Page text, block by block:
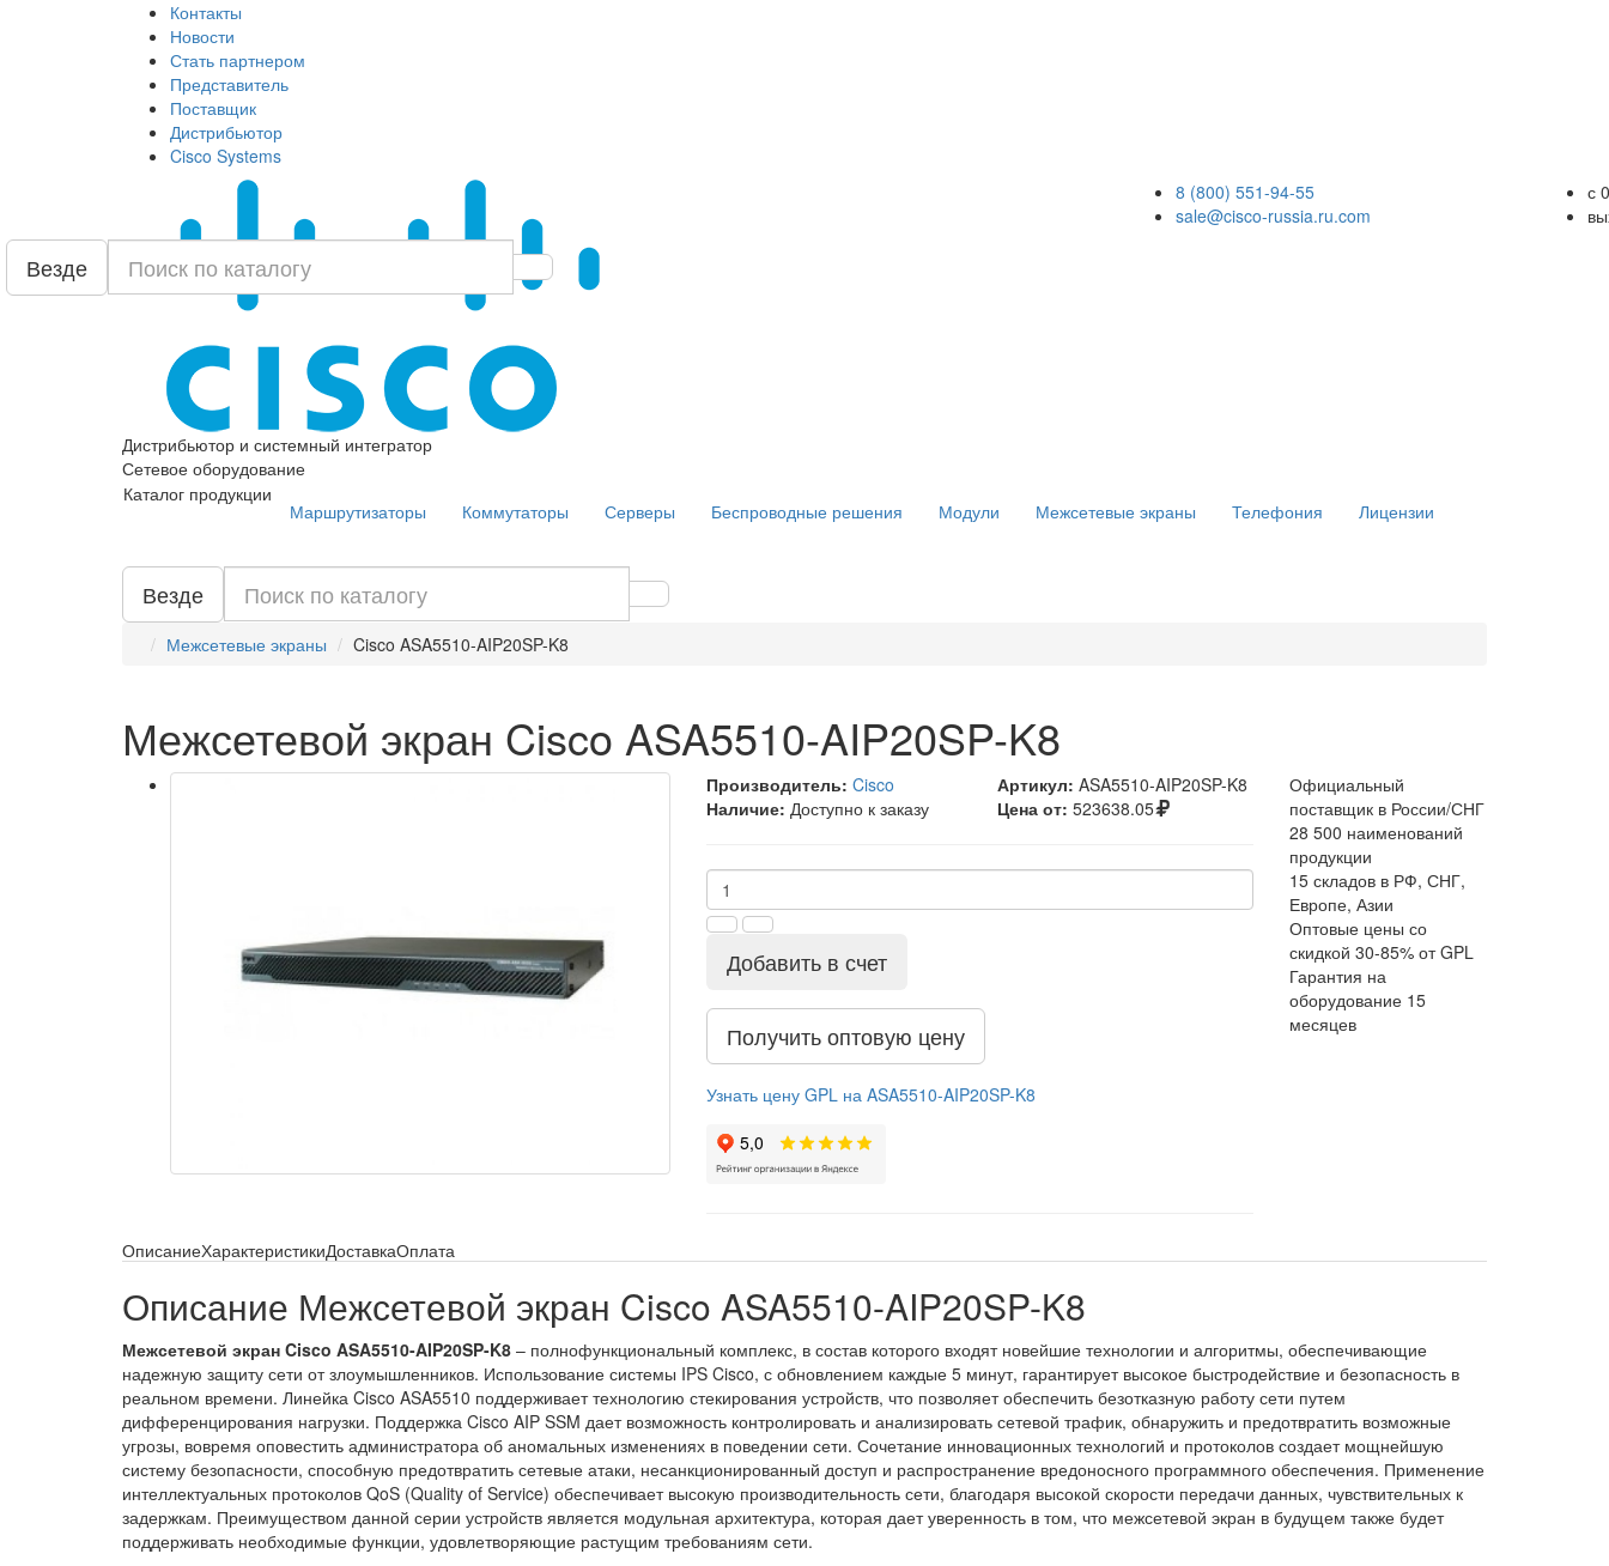
Контакты
Новости
Стать партнером
Представитель
Поставщик
Дистрибьютор
Cisco Systems
Дистрибьютор и системный интегратор
Сетевое оборудование
8 (800) 551-94-55
sale@cisco-russia.ru.com
с
Везде
Каталог продукции
Маршрутизаторы Коммутаторы Серверы Беспроводные решения Модули Межсетевые экраны Телефония Лицензии
Везде
Межсетевые экраны Cisco ASA5510-AIP20SP-K8
Межсетевой экран Cisco ASA5510-AIP20SP-K8
Производитель: Cisco Артикул: ASA5510-AIP20SP-K8
Наличие: Доступно к заказу Цена от: 523638.05
Добавить в счет
Получить оптовую цену
Узнать цену GPL на ASA5510-AIP20SP-K8
Официальный
поставщик в России/СНГ
28 500 наименований
продукции
15 складов в РФ, СНГ,
Европе, Азии
Оптовые цены со
скидкой 30-85% от GPL
Гарантия на
оборудование 15
месяцев
ОписаниеХарактеристикиДоставкаОплата
Описание Межсетевой экран Cisco ASA5510-AIP20SP-K8
Межсетевой экран Cisco ASA5510-AIP20SP-K8 – полнофункциональный комплекс, в состав которого входят новейшие технологии и алгоритмы, обеспечивающие
надежную защиту сети от злоумышленников. Использование системы IPS Cisco, с обновлением каждые 5 минут, гарантирует высокое быстродействие и безопасность в
реальном времени. Линейка Cisco ASA5510 поддерживает технологию стекирования устройств, что позволяет обеспечить безотказную работу сети путем
дифференцирования нагрузки. Поддержка Cisco AIP SSM дает возможность контролировать и анализировать сетевой трафик, обнаружить и предотвратить возможные
угрозы, вовремя оповестить администратора об аномальных изменениях в поведении сети. Сочетание инновационных технологий и протоколов создает мощнейшую
систему безопасности, способную предотвратить сетевые атаки, несанкционированный доступ и распространение вредоносного программного обеспечения. Применение
интеллектуальных протоколов QoS (Quality of Service) обеспечивает высокую производительность сети, благодаря высокой скорости передачи данных, чувствительных к
задержкам. Преимуществом данной серии устройств является модульная архитектура, которая дает уверенность в том, что межсетевой экран в будущем также будет
поддерживать необходимые функции, удовлетворяющие растущим требованиям сети.